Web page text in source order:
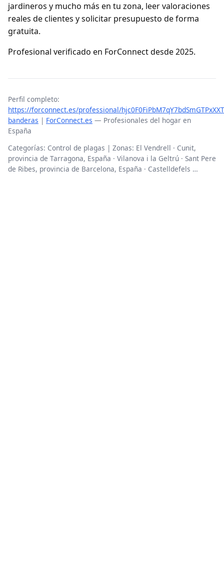
jardineros y mucho más en tu zona, leer valoraciones
reales de clientes y solicitar presupuesto de forma
gratuita.
Profesional verificado en ForConnect desde 2025.
Perfil completo:
https://forconnect.es/professional/
banderas | ForConnect.es — Profesionales del hogar en
España
Categorías: Control de plagas | Zonas: El Vendrell · Cunit,
provincia de Tarragona, España · Vilanova i la Geltrú · Sant Pere
de Ribes, provincia de Barcelona, España · Castelldefels …